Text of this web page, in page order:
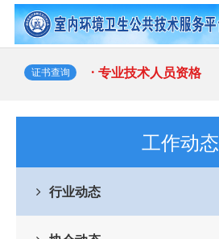
证书查询 · 专业技术人员资格
工作动态
行业动态